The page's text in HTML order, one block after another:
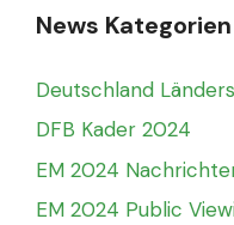
News
Deutschland
DFB Kader 2024
EM 2024
EM 2024 Public